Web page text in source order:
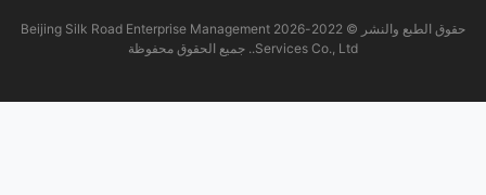
حقوق الطبع والنشر © 2022-2026 Beijing Silk Road Enterprise Management
Services Co., Ltd.. جميع الحقوق محفوظة